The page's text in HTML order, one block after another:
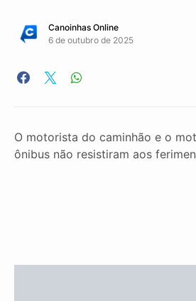
Canoinhas Online
6 de outubro de 2025
O motorista do caminhão e o
ônibus não resistiram aos